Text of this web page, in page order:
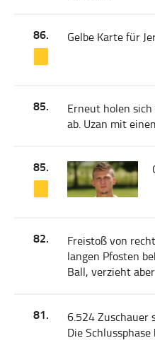
86. Gelbe Karte für
85.
Erneut holen
ab. Uzan mit
85.
82.
Freistoß von
langen Pfosten
Ball, verzieht
81.
6.524 Zuschauer
Die